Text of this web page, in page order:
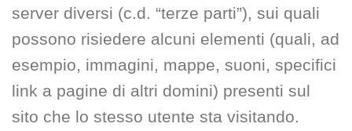
server diversi (c.d. “terze parti”), sui quali
possono risiedere alcuni elementi (quali, ad
esempio, immagini, mappe, suoni, specifici
link a pagine di altri domini) presenti sul
sito che lo stesso utente sta visitando.